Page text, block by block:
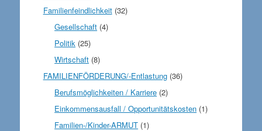
Familienfeindlichkeit(32)
Gesellschaft (4)
Politik (25)
Wirtschaft (8)
FAMILIENFÖRDERUNG/-Entlastung(36)
Berufsmöglichkeiten / Karriere (2)
Einkommensausfall / Opportunitätskosten (1)
Familien-/Kinder-ARMUT (1)